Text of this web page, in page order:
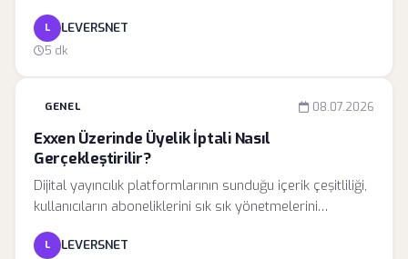
etkileyen teknik bir konudur. Kombi sistemleri, kapalı
devre çalışan bir yapıya sahip oldukları için tesisat
içerisindeki suyun belirli bir basınç değerinde sabit
L
LEVERSNET
5 dk
GENEL 08.07.2026
Exxen Üzerinde Üyelik İptali Nasıl
Gerçekleştirilir?
Dijital yayıncılık platformlarının sunduğu içerik çeşitliliği,
kullanıcıların aboneliklerini sık sık yönetmelerini
gerektirebilmektedir. Exxen, kullanıcı deneyimini ön
planda tutan yapısıyla, abonelik iptal süreçlerini
L
LEVERSNET